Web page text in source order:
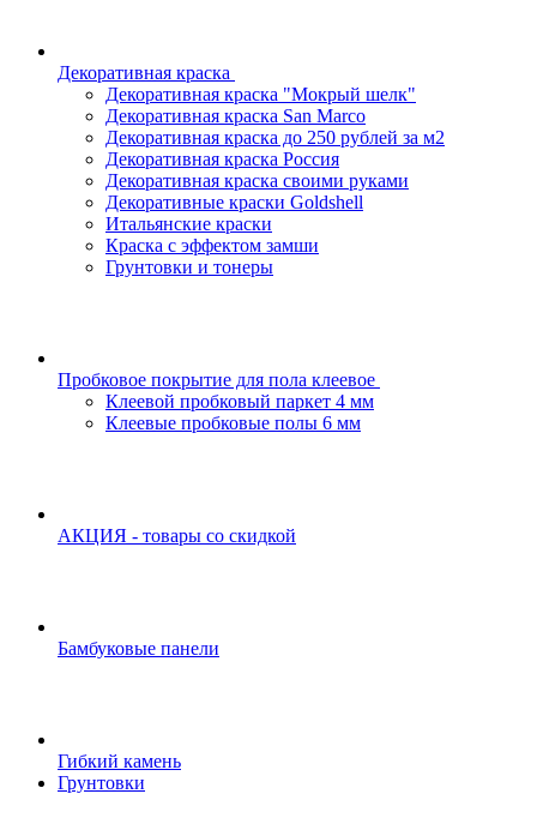
Декоративная краска
Декоративная краска "Мокрый шелк"
Декоративная краска San Marco
Декоративная краска до 250 рублей за м2
Декоративная краска Россия
Декоративная краска своими руками
Декоративные краски Goldshell
Итальянские краски
Краска с эффектом замши
Грунтовки и тонеры
Пробковое покрытие для пола клеевое
Клеевой пробковый паркет 4 мм
Клеевые пробковые полы 6 мм
АКЦИЯ - товары со скидкой
Бамбуковые панели
Гибкий камень
Грунтовки